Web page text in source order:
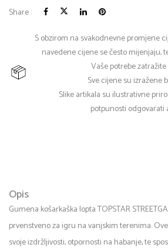
Share :
S obzirom na svakodnevne promjene
navedene cijene se često mijenjaju,
Vaše potrebe
Sve cijene su izražene
Slike artikala su ilustrativne
potpunosti odgovarati
Opis
Gumena košarkaška lopta TOPSTAR
prvenstveno za igru na vanjskim terenima.
svoje izdržljivosti, otpornosti na habanje, te